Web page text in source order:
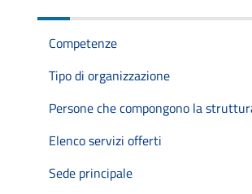
Competenze
Tipo di organizzazione
Persone che compongono la
Elenco servizi offerti
Sede principale